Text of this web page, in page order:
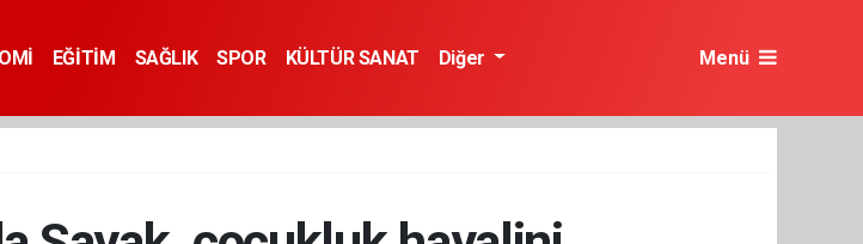
EĞİTİM SAĞLIK SPOR KÜLTÜR SANAT Diğer Menü